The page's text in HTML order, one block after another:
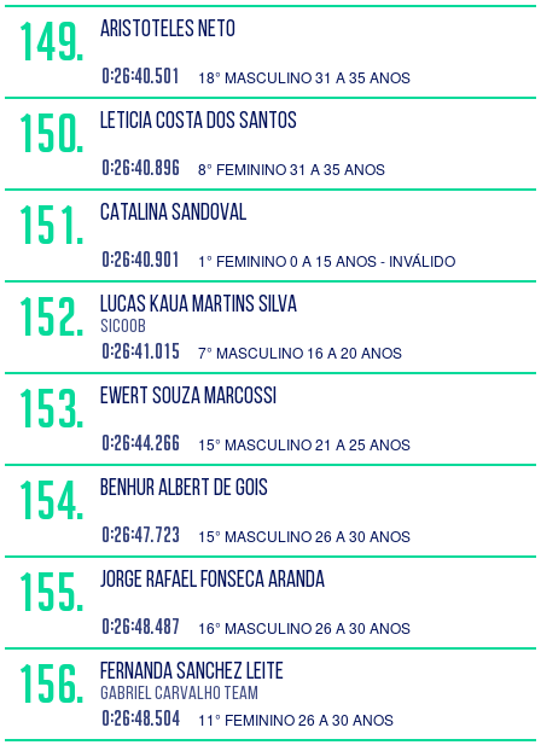
149. ARISTOTELES NETO
0:26:40.501 18° MASCULINO 31 A 35 ANOS
150. LETICIA COSTA DOS SANTOS
0:26:40.896 8° FEMININO 31 A 35 ANOS
151. CATALINA SANDOVAL
0:26:40.901 1° FEMININO 0 A 15 ANOS - INVÁLIDO
152. LUCAS KAUA MARTINS SILVA
SICOOB
0:26:41.015 7° MASCULINO 16 A 20 ANOS
153. EWERT SOUZA MARCOSSI
0:26:44.266 15° MASCULINO 21 A 25 ANOS
154. BENHUR ALBERT DE GOIS
0:26:47.723 15° MASCULINO 26 A 30 ANOS
155. JORGE RAFAEL FONSECA ARANDA
0:26:48.487 16° MASCULINO 26 A 30 ANOS
156. FERNANDA SANCHEZ LEITE
Gabriel Carvalho TEAM
0:26:48.504 11° FEMININO 26 A 30 ANOS